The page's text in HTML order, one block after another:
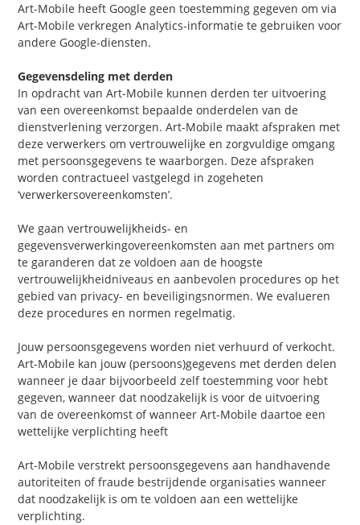
Art-Mobile heeft Google geen toestemming gegeven om via
Art-Mobile verkregen Analytics-informatie te gebruiken voor
andere Google-diensten.
Gegevensdeling met derden
In opdracht van Art-Mobile kunnen derden ter uitvoering
van een overeenkomst bepaalde onderdelen van de
dienstverlening verzorgen. Art-Mobile maakt afspraken met
deze verwerkers om vertrouwelijke en zorgvuldige omgang
met persoonsgegevens te waarborgen. Deze afspraken
worden contractueel vastgelegd in zogeheten
‘verwerkersovereenkomsten’.
We gaan vertrouwelijkheids- en
gegevensverwerkingovereenkomsten aan met partners om
te garanderen dat ze voldoen aan de hoogste
vertrouwelijkheidniveaus en aanbevolen procedures op het
gebied van privacy- en beveiligingsnormen. We evalueren
deze procedures en normen regelmatig.
Jouw persoonsgegevens worden niet verhuurd of verkocht.
Art-Mobile kan jouw (persoons)gegevens met derden delen
wanneer je daar bijvoorbeeld zelf toestemming voor hebt
gegeven, wanneer dat noodzakelijk is voor de uitvoering
van de overeenkomst of wanneer Art-Mobile daartoe een
wettelijke verplichting heeft
Art-Mobile verstrekt persoonsgegevens aan handhavende
autoriteiten of fraude bestrijdende organisaties wanneer
dat noodzakelijk is om te voldoen aan een wettelijke
verplichting.